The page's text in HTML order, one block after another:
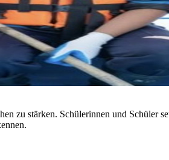
zu stärken. Schülerinnen und Schüler